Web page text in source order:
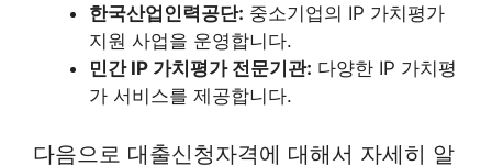
한국산업인력공단: 중소기업의 IP 가치평가
지원 사업을 운영합니다.
민간 IP 가치평가 전문기관: 다양한 IP 가치평
가 서비스를 제공합니다.
다음으로 대출신청자격에 대해서 자세히 알